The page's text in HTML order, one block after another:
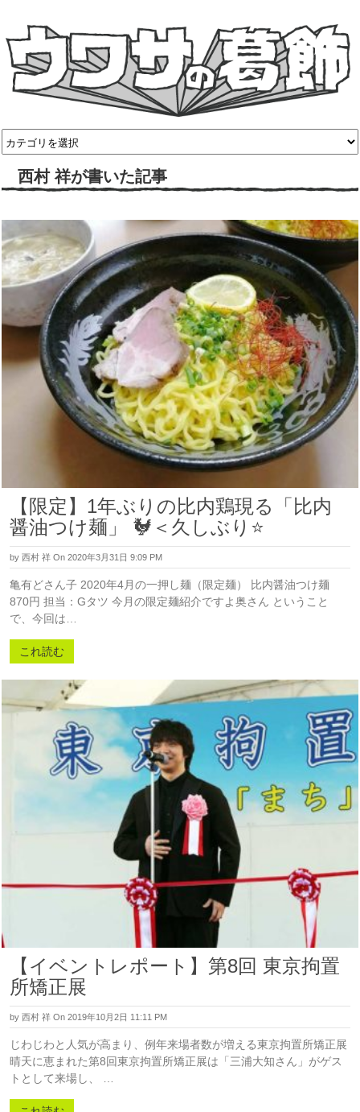
西村 祥が書いた記事
【限定】1年ぶりの比内鶏現る「比内
醤油つけ麺」 🐓＜久しぶり⭐
by 西村 祥 On 2020年3月31日 9:09 PM
亀有どさん子 2020年4月の一押し麺（限定麺） 比内醤油つけ麺
870円 担当：Gタツ 今月の限定麺紹介ですよ奥さん ということ
で、今回は…
これ読む
【イベントレポート】第8回 東京拘置
所矯正展
by 西村 祥 On 2019年10月2日 11:11 PM
じわじわと人気が高まり、例年来場者数が増える東京拘置所矯正展
晴天に恵まれた第8回東京拘置所矯正展は「三浦大知さん」がゲス
トとして来場し、 …